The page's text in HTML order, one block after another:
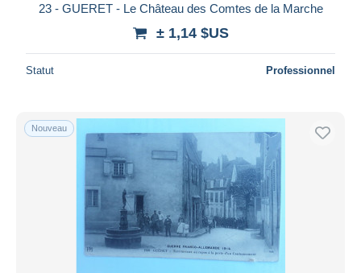
23 - GUERET - Le Château des Comtes de la Marche
± 1,14 $US
Statut Professionnel
Nouveau